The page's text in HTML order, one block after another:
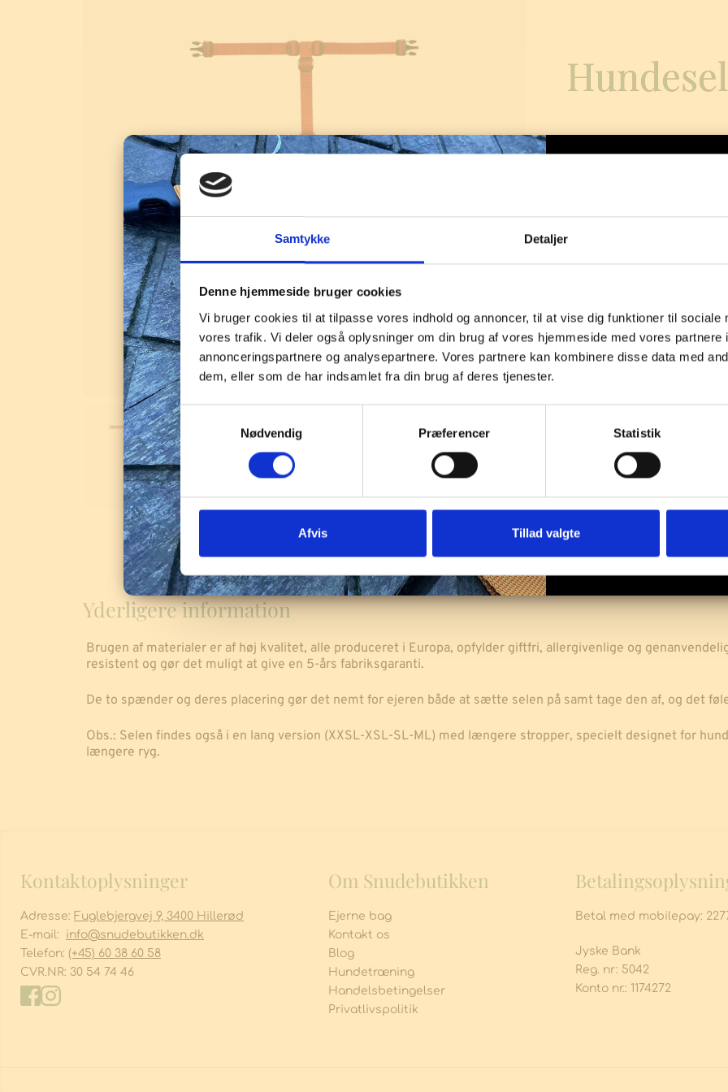
Samtykke Detaljer
Denne hjemmeside bruger cookies
Vi bruger cookies til at tilpasse vores indhold og annoncer, til at vise dig funktioner til sociale
vores trafik. Vi deler også oplysninger om din brug af vores hjemmeside med vores partnere
annonceringspartnere og analysepartnere. Vores partnere kan kombinere disse data med
dem, eller som de har indsamlet fra din brug af deres tjenester.
S
a
m
t
k
k
v
a
Nødvendig Præferencer Statistik
Afvis Tillad valgte
Hundesele
|
Yderligere information
Brugen af materialer er af høj kvalitet, alle produceret i Europa, opfylder giftfri, allergivenlige og
resistent og gør det muligt at give en 5-års fabriksgaranti.
De to spænder og deres placering gør det nemt for ejeren både at sætte selen på samt tage den af, og det
Obs.: Selen findes også i en lang version (XXSL-XSL-SL-ML) med længere stropper, specielt designet for
længere ryg.
Kontaktoplysninger
Adresse: Fuglebjergvej 9, 3400 Hillerød
E-mail:
info@snudebutikken.dk
Telefon: (+45) 60 38 60 58
CVR.NR: 30 54 74 46
Om Snudebutikken
Ejerne bag
Kontakt os
Blog
Hundetræning
Handelsbetingelser
Privatlivspolitik
Betal med mobilepay:
Jyske Bank
Reg. nr: 5042
Konto nr.: 1174272
Den nye